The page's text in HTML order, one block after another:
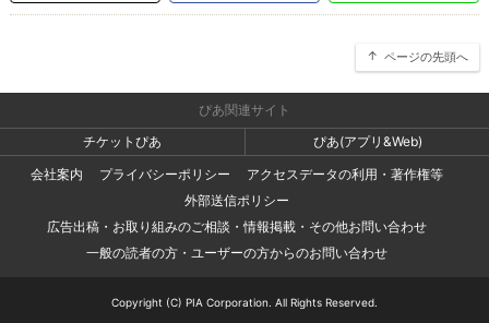
ページの先頭へ
ぴあ関連サイト
チケットぴあ
ぴあ(アプリ&Web)
会社案内
プライバシーポリシー
アクセスデータの利用・著作権等
外部送信ポリシー
広告出稿・お取り組みのご相談・情報掲載・その他お問い合わせ
一般の読者の方・ユーザーの方からのお問い合わせ
Copyright (C) PIA Corporation. All Rights Reserved.